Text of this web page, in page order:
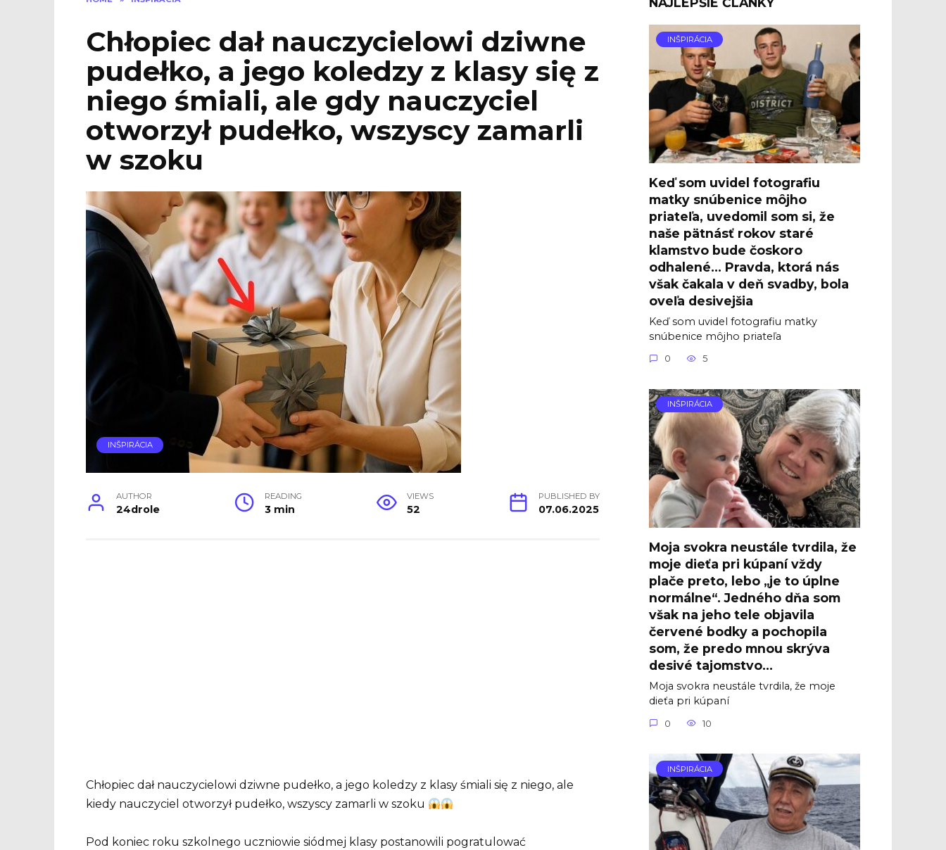
Chłopiec dał nauczycielowi dziwne
pudełko, a jego koledzy z klasy się z
niego śmiali, ale gdy nauczyciel
otworzył pudełko, wszyscy zamarli
w szoku
INŠPIRÁCIA
AUTHOR
24drole
READING
3 min
VIEWS
52
PUBLISHED BY
07.06.2025
Chłopiec dał nauczycielowi dziwne pudełko, a jego koledzy z klasy śmiali się z niego, ale
kiedy nauczyciel otworzył pudełko, wszyscy zamarli w szoku
Pod koniec roku szkolnego uczniowie siódmej klasy postanowili pogratulować
INŠPIRÁCIA
Keď som uvidel fotografiu
matky snúbenice môjho
priateľa, uvedomil som si, že
naše pätnásť rokov staré
klamstvo bude čoskoro
odhalené… Pravda, ktorá nás
však čakala v deň svadby, bola
oveľa desivejšia
Keď som uvidel fotografiu matky
snúbenice môjho priateľa
0 5
INŠPIRÁCIA
Moja svokra neustále tvrdila, že
moje dieťa pri kúpaní vždy
plače preto, lebo „je to úplne
normálne“. Jedného dňa som
však na jeho tele objavila
červené bodky a pochopila
som, že predo mnou skrýva
desivé tajomstvo…
Moja svokra neustále tvrdila, že moje
dieťa pri kúpaní
0 10
INŠPIRÁCIA